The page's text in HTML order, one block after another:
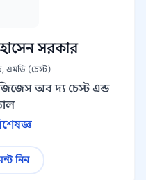
সরকার
এমডি (চেস্ট)
অব দ্য চেস্ট এন্ড
নিন